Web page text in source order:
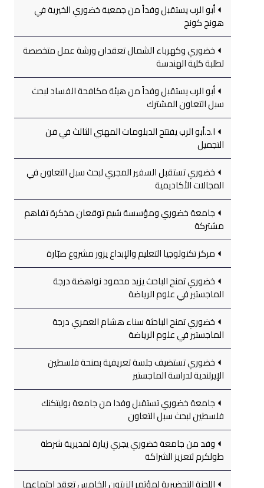
أبو الرب يستقبل وفداً من جمعية خضوري الخيرية في
هونج كونج
خضوري وكهرباء الشمال تعقدان ورشة عمل متخصصة
لطلبة كلية الهندسة
أبو الرب يستقبل وفداً من هيئة مكافحة الفساد لبحث
سبل التعاون المشترك
ا.د.أبو الرب يفتتح الدبلومات المهني الثالث في فن
التجميل
خضوري تستقبل السفير المجري لبحث سبل التعاون في
المجالات الأكاديمية
جامعة خضوري ومؤسسة شيم توقعان مذكرة تفاهم
مشتركة
مركز تكنولوجيا التعليم والإبداع يزور مشروع صبّارة
خضوري تمنح الباحث يزيد محمود نواهضة درجة
الماجستير في علوم الرياضة
خضوري تمنح الباحثة سناء هشام العمري درجة
الماجستير في علوم الرياضة
خضوري تستضيف جلسة تعريفية بمنحة فلسطين
الإيرلندية لدراسة الماجستير
جامعة خضوري تستقبل وفدا من جامعة بوليتكنك
فلسطين لبحث سبل التعاون
وفد من جامعة خضوري يجري زيارة لمديرية شرطة
طولكرم لتعزيز الشراكة
اللجنة التحضيرية لمؤتمر الزيتون الخامس تعقد اجتماعها